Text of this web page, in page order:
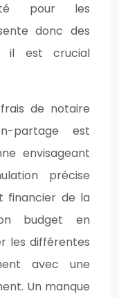
pour les
donc des
il est crucial
de notaire
partage est
envisageant
précise
financier de la
budget en
les différentes
avec une
Un manque